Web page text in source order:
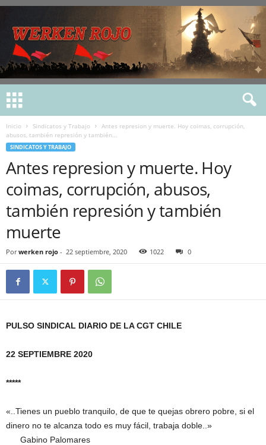
Inicio Sindicatos y Trabajo
Antes represion y muerte. Hoy coimas, corrupción,
abusos, también represión y también...
SINDICATOS Y TRABAJO
Antes represion y muerte. Hoy
coimas, corrupción, abusos,
también represión y también
muerte
Por werken rojo - 22 septiembre, 2020 1022 0
PULSO SINDICAL DIARIO DE LA CGT CHILE
22 SEPTIEMBRE 2020
*****
«..Tienes un pueblo tranquilo, de que te quejas obrero pobre, si el
dinero no te alcanza todo es muy fácil, trabaja doble..»
Gabino Palomares